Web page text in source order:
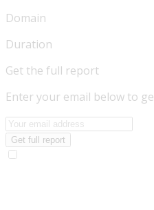
Domain
Duration
Get the full report
Enter your email below to
Get full report